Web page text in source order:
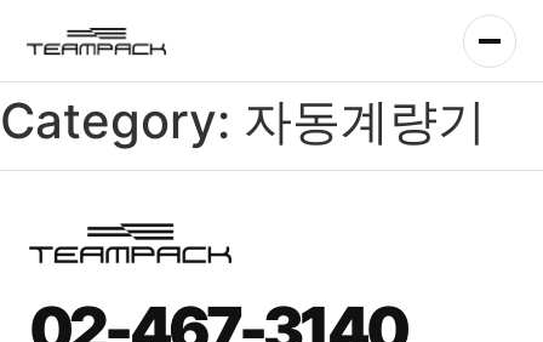
Category: 자동계량기